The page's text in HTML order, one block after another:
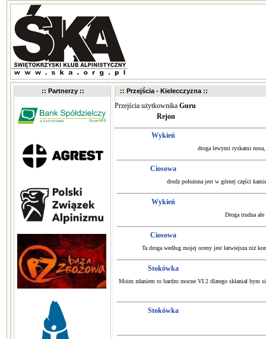
:: Partnerzy :: :: Przejścia - Kielecczyzna ::
Przejścia użytkownika Guru
Rejon
Wykień
droga lewymi ryskami
Ciosowa
drodz położona jest w górnej części
Wykień
Droga trudna ale
Ciosowa
Ta droga według mojej oceny jest łatwiejsza niż
Stokówka
Moim zdaniem to bardzo mocne VI.2 dlatego skłaniał bym
Stokówka